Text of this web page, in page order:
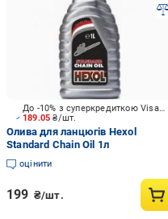
189.05₴/шт.
До -10% з суперкредиткою Visa Вигода
Олива для ланцюгів Hexol
Standard Chain Oil 1л
оцінити
199 ₴/шт.